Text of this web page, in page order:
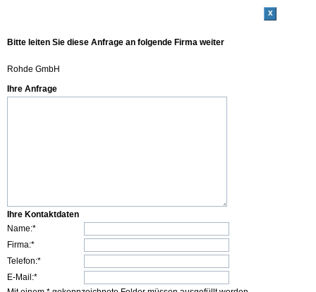
x
Bitte leiten Sie diese Anfrage an folgende Firma weiter
Rohde GmbH
Ihre Anfrage
Ihre Kontaktdaten
Name:*
Firma:*
Telefon:*
E-Mail:*